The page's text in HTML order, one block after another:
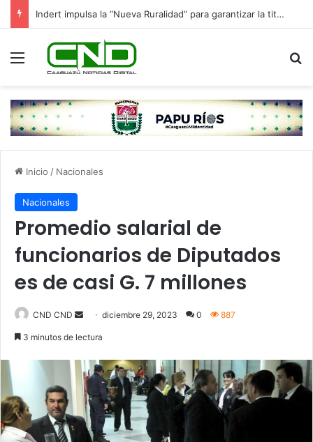
Indert impulsa la “Nueva Ruralidad” para garantizar la titulación de tierras a familias campesinas.
Menú
Inicio / Nacionales
Nacionales
Promedio salarial de
funcionarios de Diputados
es de casi G. 7 millones
CND CND
Senddiciembre 29, 2023 0 887
3 minutos de lectura